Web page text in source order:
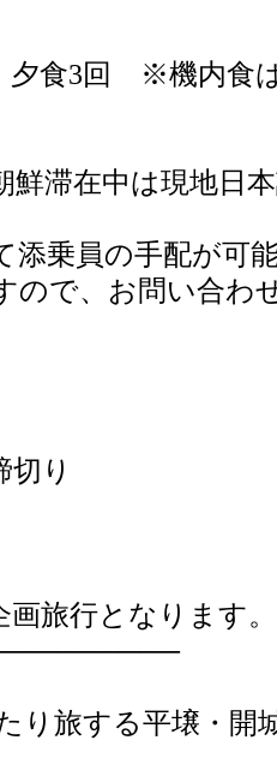
夕食3回 ※機内食
鮮滞在中は現地日
乗員の手配が可
ので、お問い合わ
切り
旅行となります。
り旅する平壌・開